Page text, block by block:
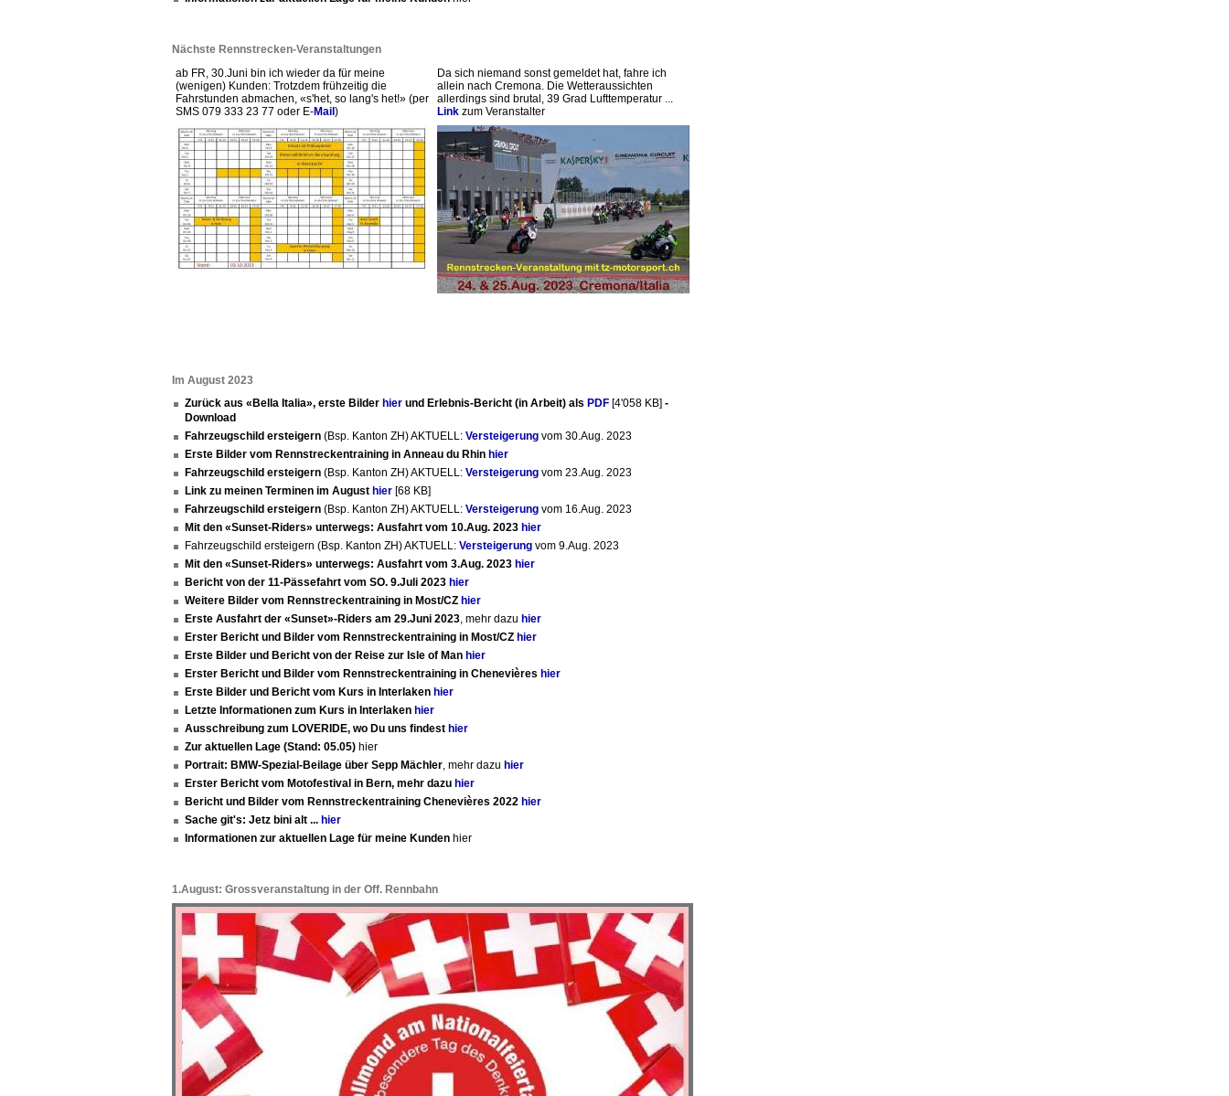
Nächste Rennstrecken-Veranstaltungen
ab FR, 30.Juni bin ich wieder da für meine
(wenigen) Kunden: Trotzdem frühzeitig die
Fahrstunden abmachen, «s'het, so lang's het!» (per
SMS 079 333 23 77 oder E-Mail )
Da sich niemand sonst gemeldet hat, fahre ich
allein nach Cremona. Die Wetteraussichten
allerdings sind brutal, 39 Grad Lufttemperatur ...
Link zum Veranstalter
Im August 2023
Zurück aus «Bella Italia», erste Bilder hier und Erlebnis-Bericht (in Arbeit) als PDF [4'058 KB] -
Download
Fahrzeugschild ersteigern (Bsp. Kanton ZH) AKTUELL: Versteigerung vom 30.Aug. 2023
Erste Bilder vom Rennstreckentraining in Anneau du Rhin hier
Fahrzeugschild ersteigern (Bsp. Kanton ZH) AKTUELL: Versteigerung vom 23.Aug. 2023
Link zu meinen Terminen im August hier [68 KB]
Fahrzeugschild ersteigern (Bsp. Kanton ZH) AKTUELL: Versteigerung vom 16.Aug. 2023
Mit den «Sunset-Riders» unterwegs: Ausfahrt vom 10.Aug. 2023 hier
Fahrzeugschild ersteigern (Bsp. Kanton ZH) AKTUELL: Versteigerung vom 9.Aug. 2023
Mit den «Sunset-Riders» unterwegs: Ausfahrt vom 3.Aug. 2023 hier
Bericht von der 11-Pässefahrt vom SO. 9.Juli 2023 hier
Weitere Bilder vom Rennstreckentraining in Most/CZ hier
Erste Ausfahrt der «Sunset»-Riders am 29.Juni 2023, mehr dazu hier
Erster Bericht und Bilder vom Rennstreckentraining in Most/CZ hier
Erste Bilder und Bericht von der Reise zur Isle of Man hier
Erster Bericht und Bilder vom Rennstreckentraining in Chenevières hier
Erste Bilder und Bericht vom Kurs in Interlaken hier
Letzte Informationen zum Kurs in Interlaken hier
Ausschreibung zum LOVERIDE, wo Du uns findest hier
Zur aktuellen Lage (Stand: 05.05) hier
Portrait: BMW-Spezial-Beilage über Sepp Mächler, mehr dazu hier
Erster Bericht vom Motofestival in Bern, mehr dazu hier
Bericht und Bilder vom Rennstreckentraining Chenevières 2022 hier
Sache git's: Jetz bini alt ... hier
Informationen zur aktuellen Lage für meine Kunden hier
1.August: Grossveranstaltung in der Off. Rennbahn